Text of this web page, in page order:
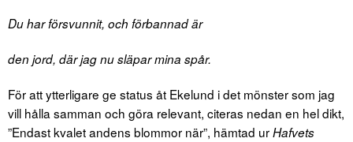
Du har försvunnit, och förbannad är
den jord, där jag nu släpar mina spår.
För att ytterligare ge status åt Ekelund i det mönster som jag
vill hålla samman och göra relevant, citeras nedan en hel dikt,
”Endast kvalet andens blommor när”, hämtad urHafvets